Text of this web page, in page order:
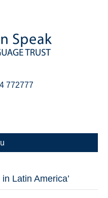
772777
Latin America’